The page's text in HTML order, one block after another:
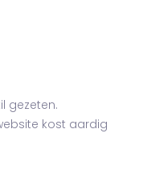
gezeten.
kost aardig